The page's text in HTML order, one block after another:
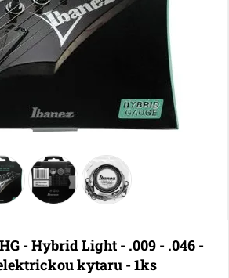
- Hybrid Light - .009 - .046 -
kytaru - 1ks